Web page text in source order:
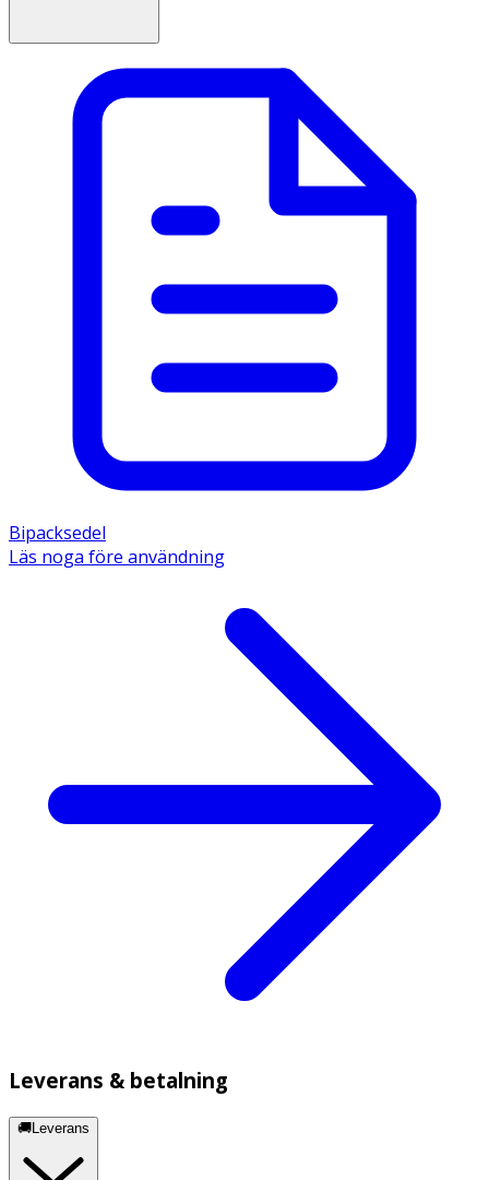
Bipacksedel
Läs noga före användning
Leverans & betalning
🚚Leverans